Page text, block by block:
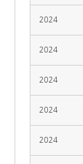
2024
2024
2024
2024
2024